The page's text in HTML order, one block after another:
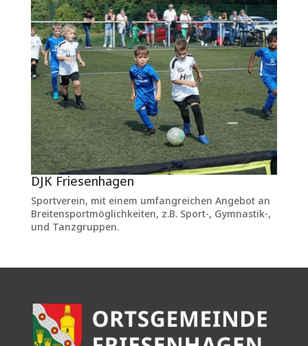
DJK Friesenhagen
Sportverein, mit einem umfangreichen Angebot an
Breitensportmöglichkeiten, z.B. Sport-, Gymnastik-,
und Tanzgruppen.